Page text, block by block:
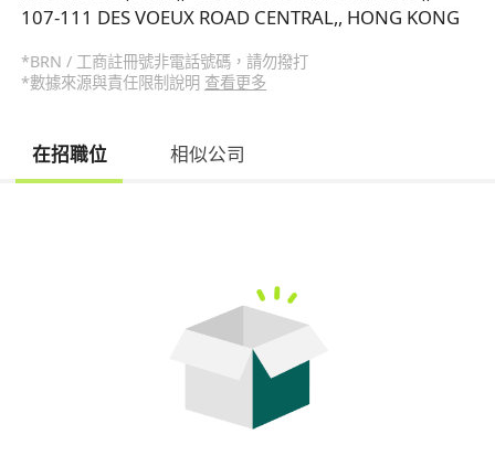
107-111 DES VOEUX ROAD CENTRAL,, HONG KONG
*BRN / 工商註冊號非電話號碼，請勿撥打
*數據來源與責任限制說明 查看更多
在招職位 相似公司